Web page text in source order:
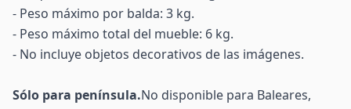
- Peso máximo por balda: 3 kg.
- Peso máximo total del mueble: 6 kg.
- No incluye objetos decorativos de las imágenes.
Sólo para península.No disponible para Baleares,